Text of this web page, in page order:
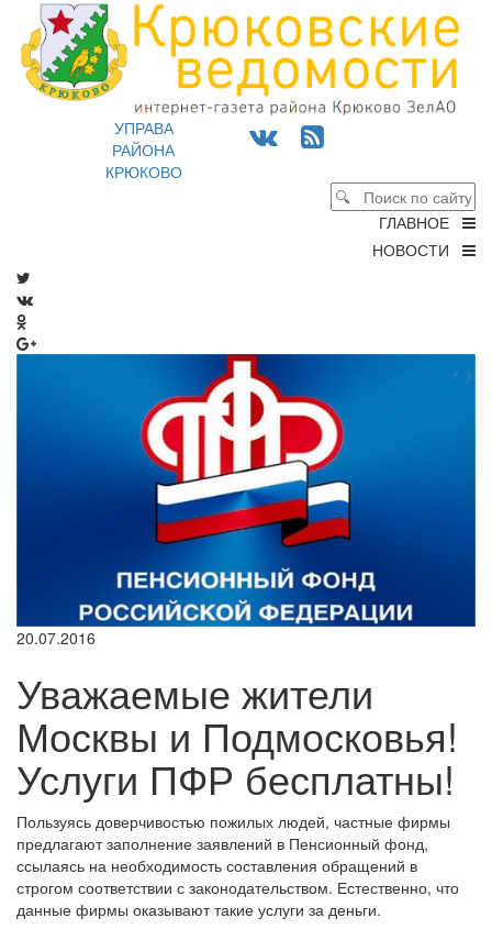
УПРАВА
РАЙОНА
КРЮКОВО
ГЛАВНОЕ
НОВОСТИ
20.07.2016
Уважаемые жители
Москвы и Подмосковья!
Услуги ПФР бесплатны!
Пользуясь доверчивостью пожилых людей, частные фирмы
предлагают заполнение заявлений в Пенсионный фонд,
ссылаясь на необходимость составления обращений в
строгом соответствии с законодательством. Естественно, что
данные фирмы оказывают такие услуги за деньги.